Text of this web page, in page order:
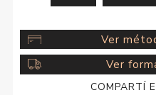
Ver
Ver
COMPARTÍ